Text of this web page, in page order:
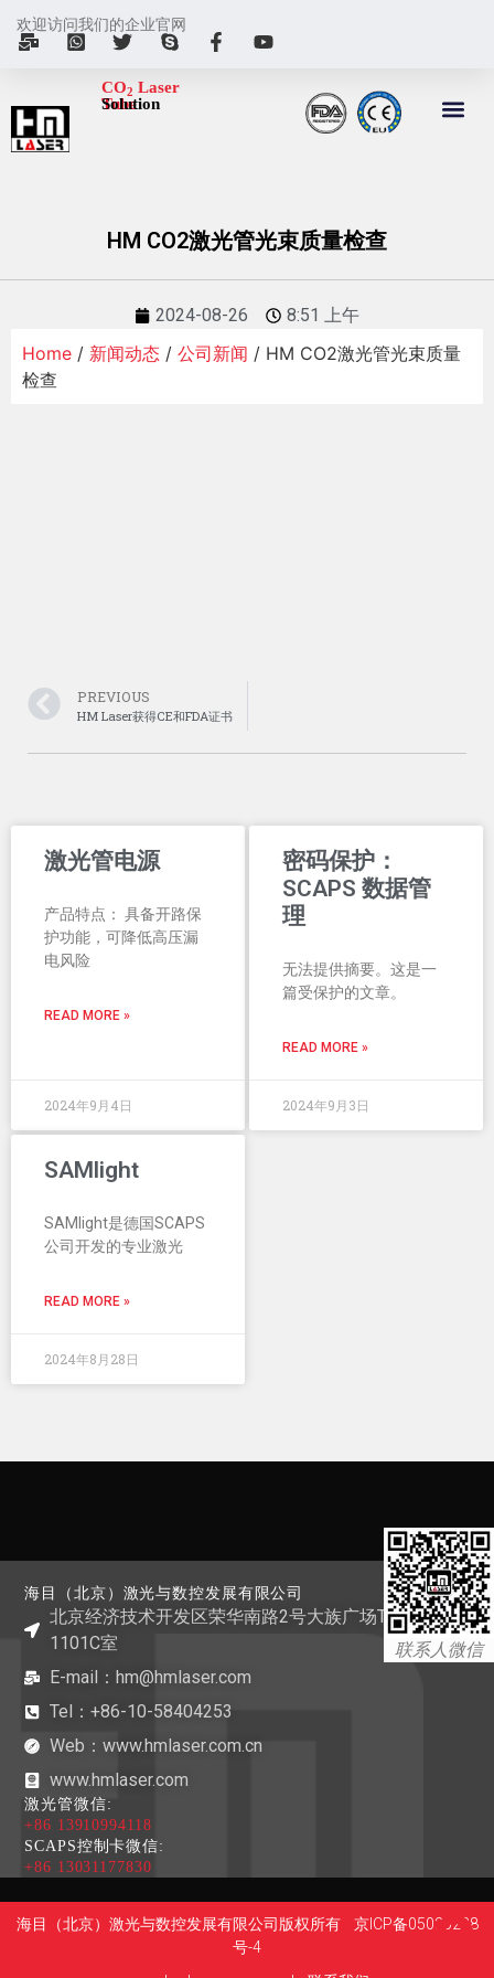
欢迎访问我们的企业官网
CO2 Laser
Tube
Solution
HM CO2激光管光束质量检查
2024-08-26 8:51 上午
Home / 新闻动态 / 公司新闻 / HM CO2激光管光束质量
检查
PREVIOUS
HM Laser获得CE和FDA证书
激光管电源
产品特点： 具备开路保
护功能，可降低高压漏
电风险
READ MORE »
2024年9月4日
密码保护：
SCAPS 数据管
理
无法提供摘要。这是一
篇受保护的文章。
READ MORE »
2024年9月3日
SAMlight
SAMlight是德国SCAPS
公司开发的专业激光
READ MORE »
2024年8月28日
联系人微信
海目（北京）激光与数控发展有限公司
北京经济技术开发区荣华南路2号大族广场T1栋
1101C室
E-mail：hm@hmlaser.com
Tel：+86-10-58404253
Web：www.hmlaser.com.cn
www.hmlaser.com
激光管微信:
+86 13910994118
SCAPS控制卡微信:
+86 13031177830
海目（北京）激光与数控发展有限公司版权所有 京ICP备05020288
号-4